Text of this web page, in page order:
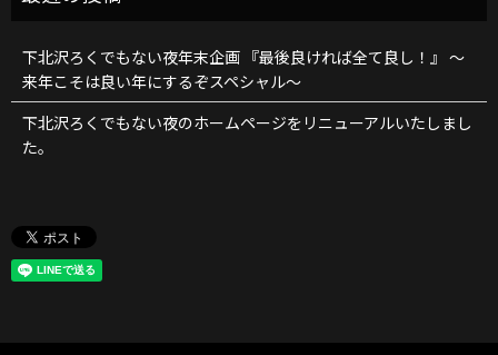
下北沢ろくでもない夜年末企画 『最後良ければ全て良し！』 ～
来年こそは良い年にするぞスペシャル～
下北沢ろくでもない夜のホームページをリニューアルいたしまし
た。